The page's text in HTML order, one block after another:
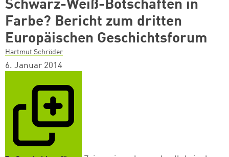
Schwarz-Weiß-Botschaften in
Farbe? Bericht zum dritten
Europäischen Geschichtsforum
Hartmut Schröder
6. Januar 2014